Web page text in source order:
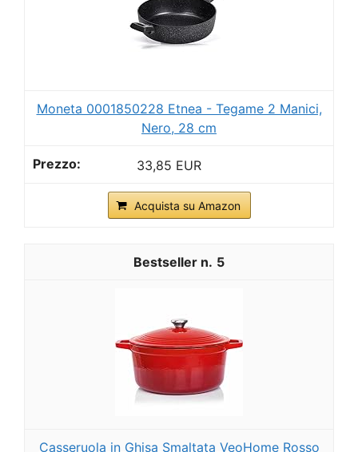
Moneta 0001850228 Etnea - Tegame 2 Manici,
Nero, 28 cm
33,85 EUR
Acquista su Amazon
5
Casseruola in Ghisa Smaltata VeoHome Rosso